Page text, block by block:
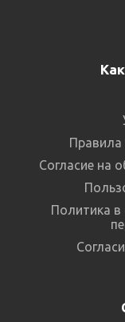
Правила
Согласие на
Политика